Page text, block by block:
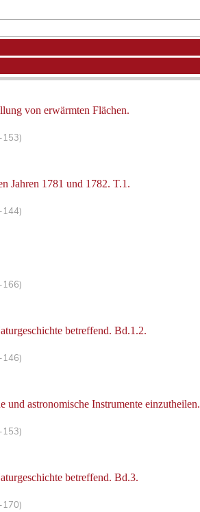
von erwärmten Flächen.
153)
Jahren 1781 und 1782. T.1.
144)
166)
betreffend. Bd.1.2.
146)
und astronomische Instrumente einzutheilen.
153)
betreffend. Bd.3.
170)